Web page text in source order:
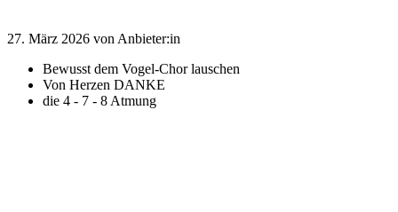
27. März 2026 von Anbieter:in
Bewusst dem Vogel-Chor lauschen
Von Herzen DANKE
die 4 - 7 - 8 Atmung